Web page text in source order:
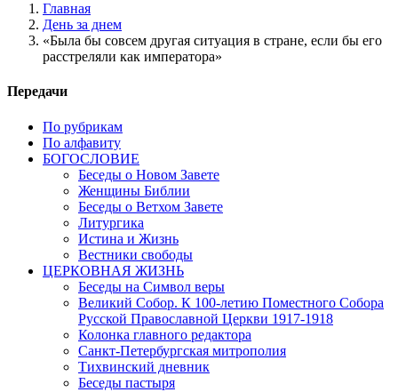
Главная
День за днем
«Была бы совсем другая ситуация в стране, если бы его
расстреляли как императора»
Передачи
По рубрикам
По алфавиту
БОГОСЛОВИЕ
Беседы о Новом Завете
Женщины Библии
Беседы о Ветхом Завете
Литургика
Истина и Жизнь
Вестники свободы
ЦЕРКОВНАЯ ЖИЗНЬ
Беседы на Символ веры
Великий Собор. К 100-летию Поместного Собора
Русской Православной Церкви 1917-1918
Колонка главного редактора
Санкт-Петербургская митрополия
Тихвинский дневник
Беседы пастыря